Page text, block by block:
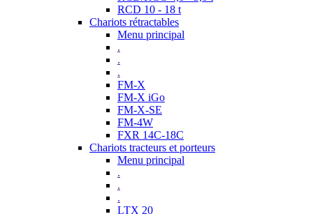
RCD 10 - 18 t
Chariots rétractables
Menu principal
.
.
.
FM-X
FM-X iGo
FM-X-SE
FM-4W
FXR 14C-18C
Chariots tracteurs et porteurs
Menu principal
.
.
.
LTX 20